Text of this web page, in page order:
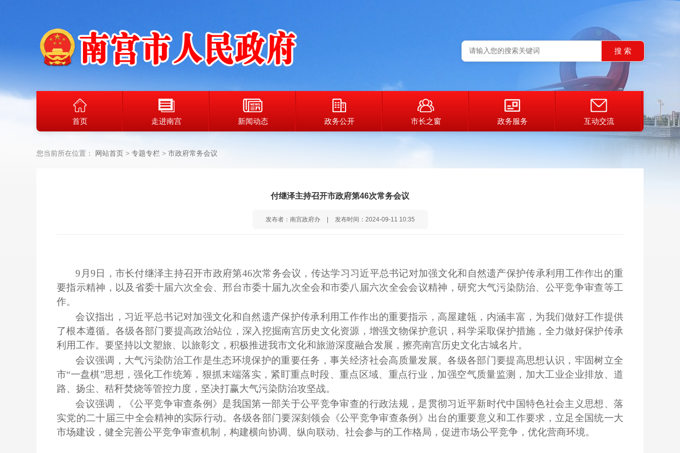
首页 走进南宫 新闻动态 政务公开 市长之窗 政务服务 互动交流
您当前所在位置： 网站首页 专题专栏 市政府常务会议
付继泽主持召开市政府第46次常务会议
发布者：南宫政府办 发布时间：2024-09-11 10:35
9月9日，市长付继泽主持召开市政府第46次常务会议，传达学习习近平总书记对加强文化和自然遗产保护传承利用工作作出的重
要指示精神，以及省委十届六次全会、邢台市委十届九次全会和市委八届六次全会会议精神，研究大气污染防治、公平竞争审查等工
作。
会议指出，习近平总书记对加强文化和自然遗产保护传承利用工作作出的重要指示，高屋建瓴，内涵丰富，为我们做好工作提供
了根本遵循。各级各部门要提高政治站位，深入挖掘南宫历史文化资源，增强文物保护意识，科学采取保护措施，全力做好保护传承
利用工作。要坚持以文塑旅、以旅彰文，积极推进我市文化和旅游深度融合发展，擦亮南宫历史文化古城名片。
会议强调，大气污染防治工作是生态环境保护的重要任务，事关经济社会高质量发展。各级各部门要提高思想认识，牢固树立全
市“一盘棋”思想，强化工作统筹，狠抓末端落实，紧盯重点时段、重点区域、重点行业，加强空气质量监测，加大工业企业排放、道
路、扬尘、秸秆焚烧等管控力度，坚决打赢大气污染防治攻坚战。
会议强调，《公平竞争审查条例》是我国第一部关于公平竞争审查的行政法规，是贯彻习近平新时代中国特色社会主义思想、落
实党的二十届三中全会精神的实际行动。各级各部门要深刻领会《公平竞争审查条例》出台的重要意义和工作要求，立足全国统一大
市场建设，健全完善公平竞争审查机制，构建横向协调、纵向联动、社会参与的工作格局，促进市场公平竞争，优化营商环境。